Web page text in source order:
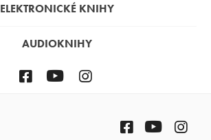
ELEKTRONICKÉ KNIHY
AUDIOKNIHY
FacebookYouTube
Facebook
YouTube